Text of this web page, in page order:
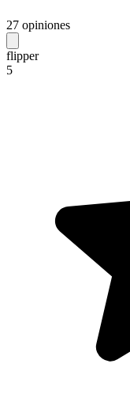
27 opiniones
flipper
5